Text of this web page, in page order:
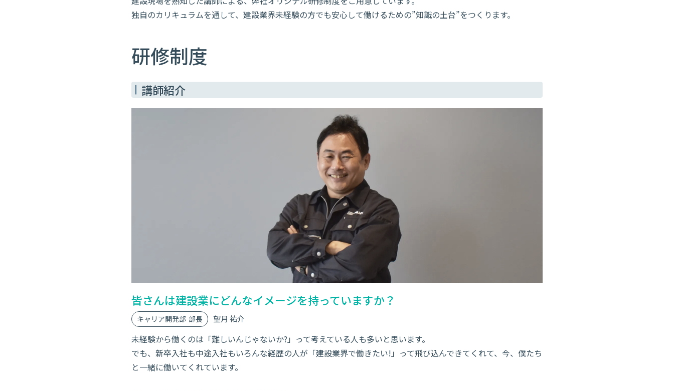
独自のカリキュラムを通して、建設業界未経験の方でも安心して働けるための”知識の土台”をつくります。
研修制度
講師紹介
皆さんは建設業にどんなイメージを持っていますか？
キャリア開発部 部長 望月 祐介
未経験から働くのは「難しいんじゃないか?」って考えている人も多いと思います。
でも、新卒入社も中途入社もいろんな経歴の人が「建設業界で働きたい!」って飛び込んできてくれて、今、僕たち
と一緒に働いてくれています。